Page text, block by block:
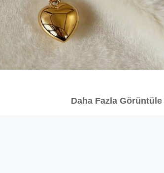
Daha Fazla Görüntüle